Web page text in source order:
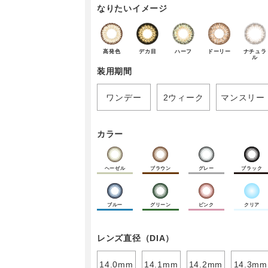
なりたいイメージ
高発色 デカ目 ハーフ ドーリー
ナチュラ
ル
装用期間
ワンデー 2ウィーク マンスリー
カラー
ヘーゼル ブラウン グレー ブラック
ブルー グリーン ピンク クリア
レンズ直径（DIA）
14.0mm 14.1mm 14.2mm 14.3mm